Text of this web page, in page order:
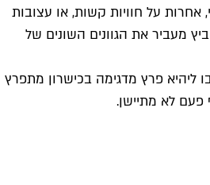
על חוויות קשות, או עצובות
מעביר את הגוונים השונים של
ליהיא פרץ מדגימה בכישרון מתפרץ
פעם לא מתיישן.